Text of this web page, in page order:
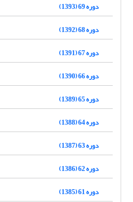
دوره 69 (1393)
دوره 68 (1392)
دوره 67 (1391)
دوره 66 (1390)
دوره 65 (1389)
دوره 64 (1388)
دوره 63 (1387)
دوره 62 (1386)
دوره 61 (1385)